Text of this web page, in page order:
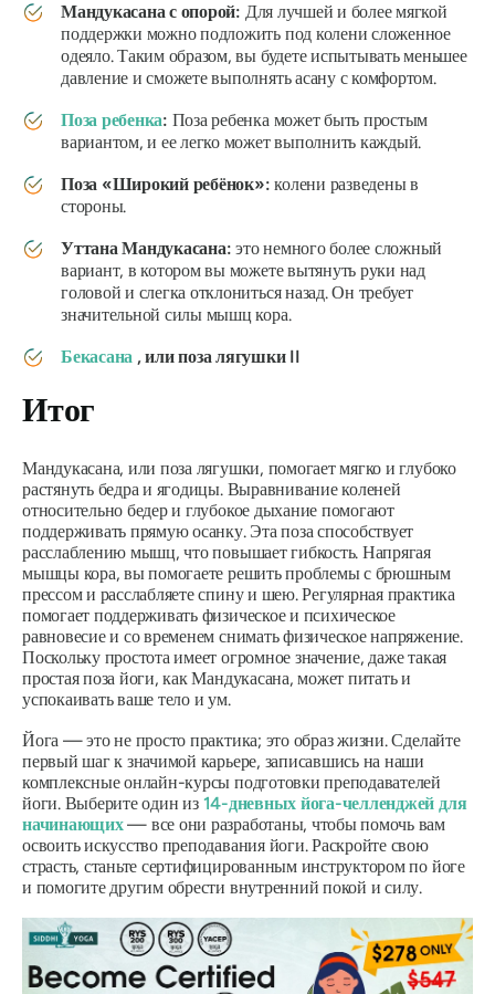
Мандукасанас опорой: Для лучшей и более мягкой
поддержки можно подложить под колени сложенное
одеяло. Таким образом, вы будете испытывать меньшее
давление и сможете выполнять асану с комфортом.
Поза ребенка: Поза ребенка может быть простым
вариантом, и ее легко может выполнить каждый.
Поза «Широкий ребёнок»: колени разведены в
стороны.
Уттана Мандукасана: это немного более сложный
вариант, в котором вы можете вытянуть руки над
головой и слегка отклониться назад. Он требует
значительной силы мышц кора.
Бекасана , или поза лягушки II
Итог
Мандукасана, или поза лягушки, помогает мягко и глубоко
растянуть бедра и ягодицы. Выравнивание коленей
относительно бедер и глубокое дыхание помогают
поддерживать прямую осанку. Эта поза способствует
расслаблению мышц, что повышает гибкость. Напрягая
мышцы кора, вы помогаете решить проблемы с брюшным
прессом и расслабляете спину и шею. Регулярная практика
помогает поддерживать физическое и психическое
равновесие и со временем снимать физическое напряжение.
Поскольку простота имеет огромное значение, даже такая
простая поза йоги, какМандукасана, может питать и
успокаивать ваше тело и ум.
Йога — это не просто практика; это образ жизни. Сделайте
первый шаг к значимой карьере, записавшись на наши
комплексные онлайн-курсы подготовки преподавателей
йоги. Выберите один из 14-дневных йога-челленджей для
начинающих— все они разработаны, чтобы помочь вам
освоить искусство преподавания йоги. Раскройте свою
страсть, станьте сертифицированным инструктором по йоге
и помогите другим обрести внутренний покой и силу.